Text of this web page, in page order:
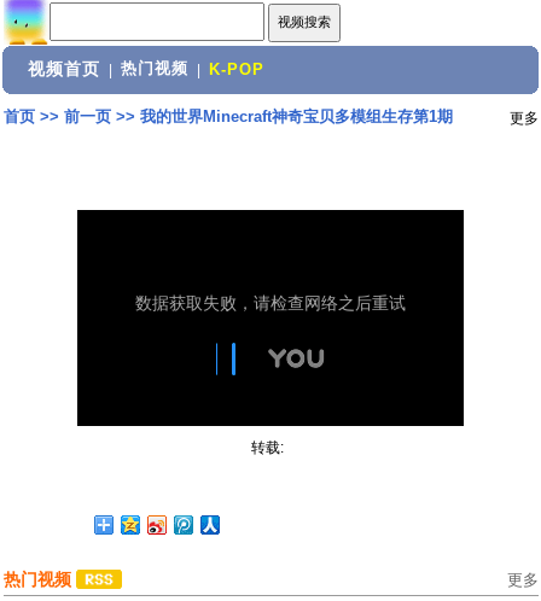
视频首页 热门视频 K-POP
首页>> 前一页>> 我的世界Minecraft神奇宝贝多模组生存第1期 更多
转载:
热门视频 更多